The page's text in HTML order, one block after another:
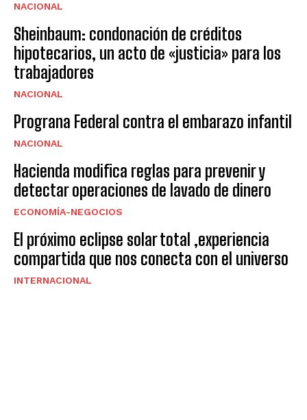
NACIONAL
Sheinbaum: condonación de créditos
hipotecarios, un acto de «justicia» para los
trabajadores
NACIONAL
Prograna Federal contra el embarazo infantil
NACIONAL
Hacienda modifica reglas para prevenir y
detectar operaciones de lavado de dinero
ECONOMÍA-NEGOCIOS
El próximo eclipse solar total ,experiencia
compartida que nos conecta con el universo
INTERNACIONAL